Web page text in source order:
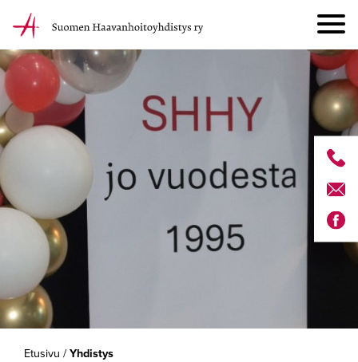
Etusivu /Yhdistys